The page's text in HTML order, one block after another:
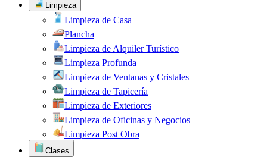
Limpieza
Limpieza de Casa
Plancha
Limpieza de Alquiler Turístico
Limpieza Profunda
Limpieza de Ventanas y Cristales
Limpieza de Tapicería
Limpieza de Exteriores
Limpieza de Oficinas y Negocios
Limpieza Post Obra
Clases